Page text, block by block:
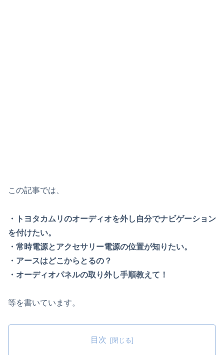
この記事では、
・トヨタカムリのオーディオを外し自分でナビゲーション
を付けたい。
・常時電源とアクセサリー電源の位置が知りたい。
・アースはどこからとるの？
・オーディオパネルの取り外し手順教えて！
等を書いています。
目次